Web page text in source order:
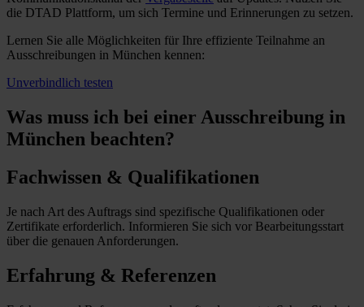
die DTAD Plattform, um sich Termine und Erinnerungen zu setzen.
Lernen Sie alle Möglichkeiten für Ihre effiziente Teilnahme an
Ausschreibungen in München kennen:
Unverbindlich testen
Was muss ich bei einer Ausschreibung in
München beachten?
Fachwissen & Qualifikationen
Je nach Art des Auftrags sind spezifische Qualifikationen oder
Zertifikate erforderlich. Informieren Sie sich vor Bearbeitungsstart
über die genauen Anforderungen.
Erfahrung & Referenzen